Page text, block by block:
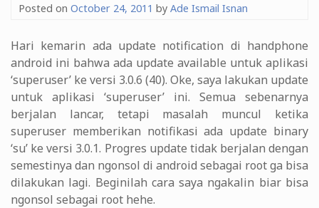
Posted on October 24, 2011 by Ade Ismail Isnan
Hari kemarin ada update notification di handphone
android ini bahwa ada update available untuk aplikasi
‘superuser’ ke versi 3.0.6 (40). Oke, saya lakukan update
untuk aplikasi ‘superuser’ ini. Semua sebenarnya
berjalan lancar, tetapi masalah muncul ketika
superuser memberikan notifikasi ada update binary
‘su’ ke versi 3.0.1. Progres update tidak berjalan dengan
semestinya dan ngonsol di android sebagai root ga bisa
dilakukan lagi. Beginilah cara saya ngakalin biar bisa
ngonsol sebagai root hehe.